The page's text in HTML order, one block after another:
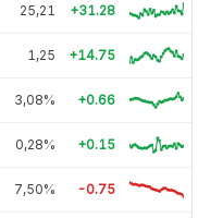
25,21 +31.28
1,25 +14.75
3,08% +0.66
0,28% +0.15
7,50% -0.75